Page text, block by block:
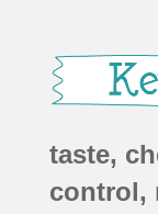
taste,
control,